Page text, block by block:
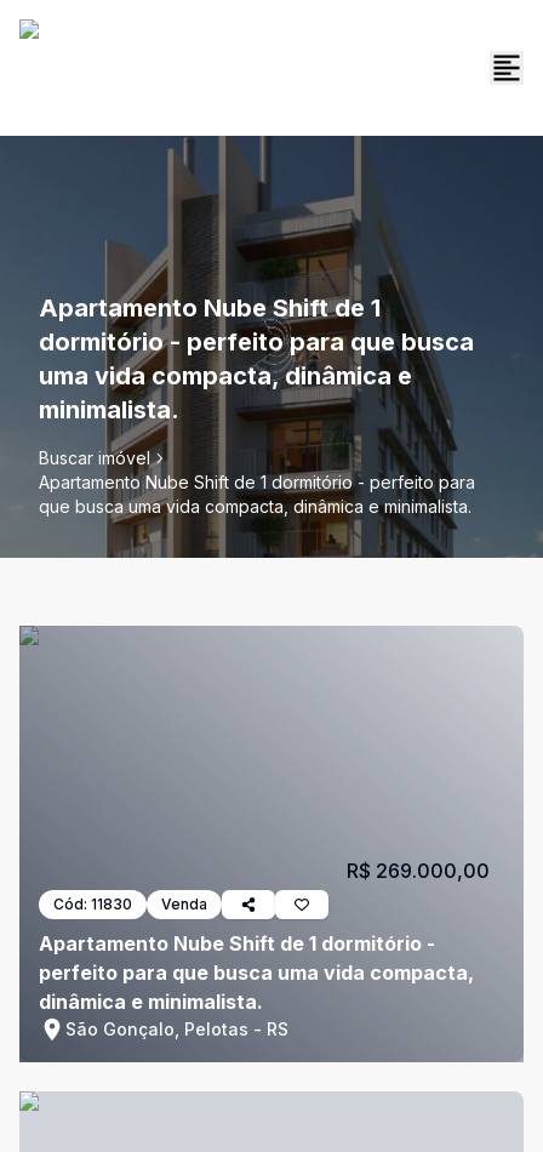
Apartamento Nube Shift de 1
dormitório - perfeito para que busca
uma vida compacta, dinâmica e
minimalista.
Buscar imóvel
Apartamento Nube Shift de 1 dormitório - perfeito para
que busca uma vida compacta, dinâmica e minimalista.
Cód: 11830 Venda
Apartamento Nube Shift de 1 dormitório -
perfeito para que busca uma vida compacta,
dinâmica e minimalista.
São Gonçalo, Pelotas - RS
R$ 269.000,00